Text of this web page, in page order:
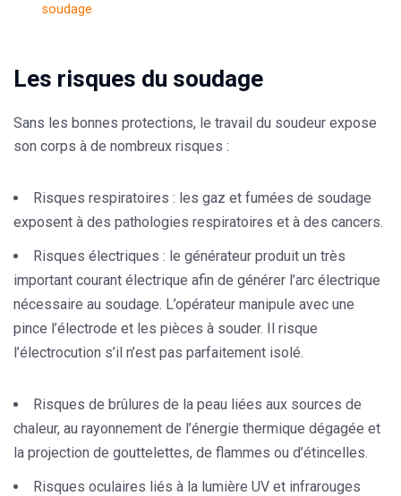
soudage
Les risques du soudage
Sans les bonnes protections, le travail du soudeur expose
son corps à de nombreux risques :
Risques respiratoires : les gaz et fumées de soudage
exposent à des pathologies respiratoires et à des cancers.
Risques électriques : le générateur produit un très
important courant électrique afin de générer l’arc électrique
nécessaire au soudage. L’opérateur manipule avec une
pince l’électrode et les pièces à souder. Il risque
l’électrocution s’il n’est pas parfaitement isolé.
Risques de brûlures de la peau liées aux sources de
chaleur, au rayonnement de l’énergie thermique dégagée et
la projection de gouttelettes, de flammes ou d’étincelles.
Risques oculaires liés à la lumière UV et infrarouges